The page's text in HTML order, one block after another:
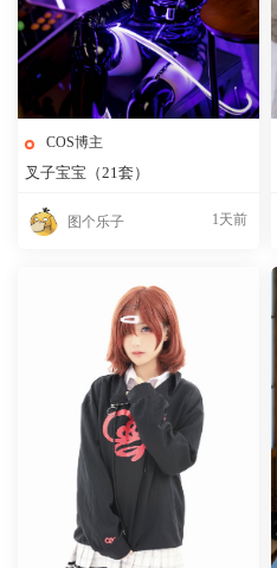
COS博主
叉子宝宝（21套）
图个乐子 1天前